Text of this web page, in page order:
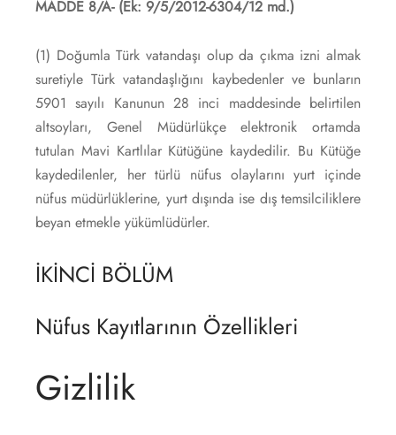
MADDE 8/A- (Ek: 9/5/2012-6304/12 md.)
(1) Doğumla Türk vatandaşı olup da çıkma izni almak
suretiyle Türk vatandaşlığını kaybedenler ve bunların
5901 sayılı Kanunun 28 inci maddesinde belirtilen
altsoyları, Genel Müdürlükçe elektronik ortamda
tutulan Mavi Kartlılar Kütüğüne kaydedilir. Bu Kütüğe
kaydedilenler, her türlü nüfus olaylarını yurt içinde
nüfus müdürlüklerine, yurt dışında ise dış temsilciliklere
beyan etmekle yükümlüdürler.
İKİNCİ BÖLÜM
Nüfus Kayıtlarının Özellikleri
Gizlilik